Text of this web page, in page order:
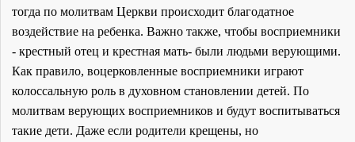
тогда по молитвам Церкви происходит благодатное
воздействие на ребенка. Важно также, чтобы восприемники
- крестный отец и крестная мать- были людьми верующими.
Как правило, воцерковленные восприемники играют
колоссальную роль в духовном становлении детей. По
молитвам верующих восприемников и будут воспитываться
такие дети. Даже если родители крещены, но